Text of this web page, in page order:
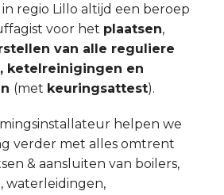
regio Lillo altijd een beroep
voor het plaatsen,
van alle reguliere
ketelreinigingen en
(met keuringsattest).
helpen we
verder met alles omtrent
& aansluiten van boilers,
waterleidingen,